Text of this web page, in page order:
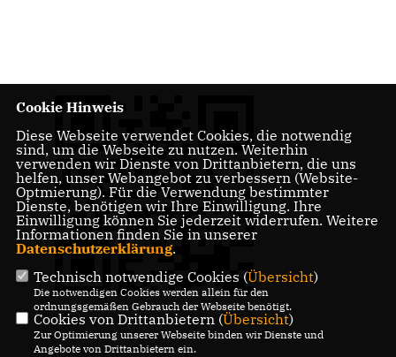
Cookie Hinweis
Diese Webseite verwendet Cookies, die notwendig
sind, um die Webseite zu nutzen. Weiterhin
verwenden wir Dienste von Drittanbietern, die uns
helfen, unser Webangebot zu verbessern (Website-
Optmierung). Für die Verwendung bestimmter
Dienste, benötigen wir Ihre Einwilligung. Ihre
Einwilligung können Sie jederzeit widerrufen. Weitere
Informationen finden Sie in unserer
Datenschutzerklärung.
Technisch notwendige Cookies (Übersicht)
Die notwendigen Cookies werden allein für den
ordnungsgemäßen Gebrauch der Webseite benötigt.
Cookies von Drittanbietern (Übersicht)
Zur Optimierung unserer Webseite binden wir Dienste und
Angebote von Drittanbietern ein.